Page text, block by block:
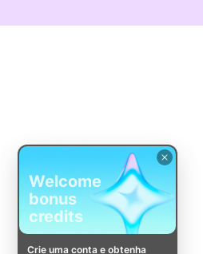
Welcome
bonus
credits
Crie uma conta e obtenha